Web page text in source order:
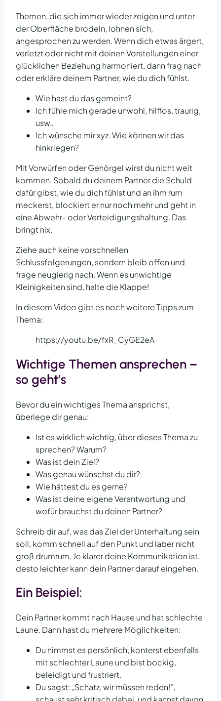
Themen, die sich immer wieder zeigen und unter
der Oberfläche brodeln, lohnen sich,
angesprochen zu werden. Wenn dich etwas ärgert,
verletzt oder nicht mit deinen Vorstellungen einer
glücklichen Beziehung harmoniert, dann frag nach
oder erkläre deinem Partner, wie du dich fühlst.
Wie hast du das gemeint?
Ich fühle mich gerade unwohl, hilflos, traurig,
usw…
Ich wünsche mir xyz. Wie können wir das
hinkriegen?
Mit Vorwürfen oder Genörgel wirst du nicht weit
kommen. Sobald du deinem Partner die Schuld
dafür gibst, wie du dich fühlst und an ihm rum
meckerst, blockiert er nur noch mehr und geht in
eine Abwehr- oder Verteidigungshaltung. Das
bringt nix.
Ziehe auch keine vorschnellen
Schlussfolgerungen, sondern bleib offen und
frage neugierig nach. Wenn es unwichtige
Kleinigkeiten sind, halte die Klappe!
In diesem Video gibt es noch weitere Tipps zum
Thema:
https://youtu.be/fxR_CyGE2eA
Wichtige Themen ansprechen –
so geht’s
Bevor du ein wichtiges Thema ansprichst,
überlege dir genau:
Ist es wirklich wichtig, über dieses Thema zu
sprechen? Warum?
Was ist dein Ziel?
Was genau wünschst du dir?
Wie hättest du es gerne?
Was ist deine eigene Verantwortung und
wofür brauchst du deinen Partner?
Schreib dir auf, was das Ziel der Unterhaltung sein
soll, komm schnell auf den Punkt und laber nicht
groß drumrum. Je klarer deine Kommunikation ist,
desto leichter kann dein Partner darauf eingehen.
Ein Beispiel:
Dein Partner kommt nach Hause und hat schlechte
Laune. Dann hast du mehrere Möglichkeiten:
Du nimmst es persönlich, konterst ebenfalls
mit schlechter Laune und bist bockig,
beleidigt und frustriert.
Du sagst: „Schatz, wir müssen reden!“,